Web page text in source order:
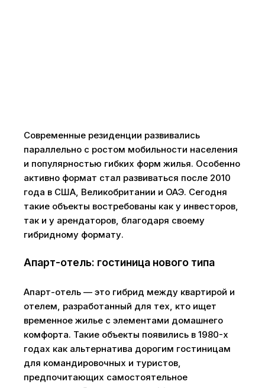
Современные резиденции развивались
параллельно с ростом мобильности населения
и популярностью гибких форм жилья. Особенно
активно формат стал развиваться после 2010
года в США, Великобритании и ОАЭ. Сегодня
такие объекты востребованы как у инвесторов,
так и у арендаторов, благодаря своему
гибридному формату.
Апарт-отель: гостиница нового типа
Апарт-отель — это гибрид между квартирой и
отелем, разработанный для тех, кто ищет
временное жилье с элементами домашнего
комфорта. Такие объекты появились в 1980-х
годах как альтернатива дорогим гостиницам
для командировочных и туристов,
предпочитающих самостоятельное